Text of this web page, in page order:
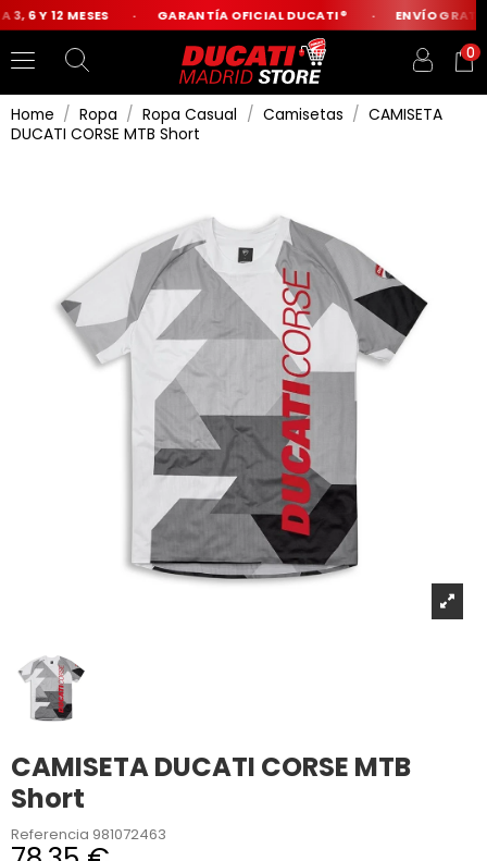
6 Y 12 MESES GARANTÍA OFICIAL DUCATI® ENVÍO GRATIS
0
Home Ropa Ropa Casual Camisetas
CAMISETA
DUCATI CORSE MTB Short
CAMISETA DUCATI CORSE MTB
Short
Referencia 981072463